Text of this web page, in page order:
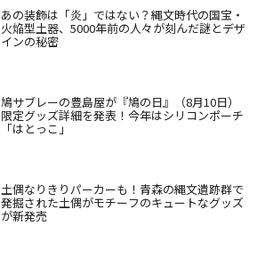
あの装飾は「炎」ではない？縄文時代の国宝・
火焔型土器、5000年前の人々が刻んだ謎とデザ
インの秘密
鳩サブレーの豊島屋が『鳩の日』（8月10日）
限定グッズ詳細を発表！今年はシリコンポーチ
「はとっこ」
土偶なりきりパーカーも！青森の縄文遺跡群で
発掘された土偶がモチーフのキュートなグッズ
が新発売